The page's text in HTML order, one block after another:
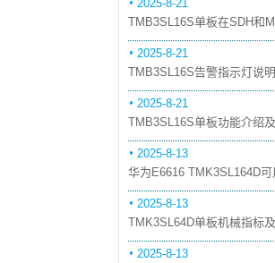
2025-8-21
2025-8-21
TMB3SL16S告警指示灯说明
2025-8-21
2025-8-13
2025-8-13
2025-8-13